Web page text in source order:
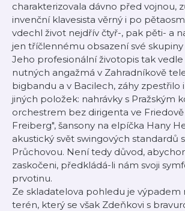
charakterizovala dávno před vojnou,
invenční klavesista věrný i po
vdechl život nejdřív čtyř-, pak pěti- a
jen tříčlennému obsazení své skupiny
Jeho profesionální životopis tak
nutných angažmá v Zahradníkově
bigbandu a v Bacilech, záhy zpestřilo
jiných položek: nahrávky s Pražským
orchestrem bez dirigenta ve
Freiberg", šansony na elpíčka Hany
akustický svět swingových standardů
Průchovou. Není tedy důvod,
zaskočeni, předkládá-li nám svoji
prvotinu.
Ze skladatelova pohledu je výpadem
terén, který se však Zdeňkovi s